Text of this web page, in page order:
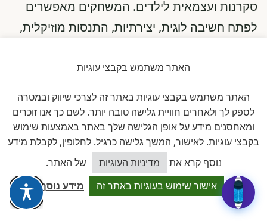
סקרנות ועצמאית לילדים. המשחקים מאפשרים
לפתח חשיבה לוגית, יצירתיות, התנסות מוזיקלית,
שילוב חכם של אביזרים מוחשיים וטאבלט או
אייפד. המארז מציע סביבות למידה מגוונות
ועשירות במשוב מיידי, שמעודדות חקירה, בנייה,
פתרון בעיות ולמידה מבוססת עניין והנאה.
טבלט/ אייפד להפעלת המשחקים- ניתן לרכוש או
לבדוק תאימות מכשיר באמצעות גורם מקצועי
מטעם גורדון
האתר משתמש בקבצי עוגיות
האתר משתמש בקבצי עוגיות באתר זה לצרכי שיווק ובמטרה
לספק לך ולאחרים חוויית גלישה טובה יותר. לשם כך אנו זוכרים
ומאחסנים מידע על אופן הגלישה שלך באתר באמצעות שימוש
בקבצי עוגיות. לאישור, המשך גלישה כרגיל. לחלופין, לקבלת מידע
נוסף קרא את
מדיניות העוגיות
של האתר.
אישור שימוש בעוגיות באתר זה
מידע נוסף